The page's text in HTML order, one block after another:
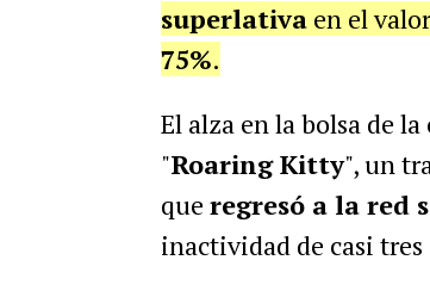
superlativaen el
75%.
El alza en la bolsa de
"Roaring Kitty", un
que regresó a la red
inactividad de casi tres